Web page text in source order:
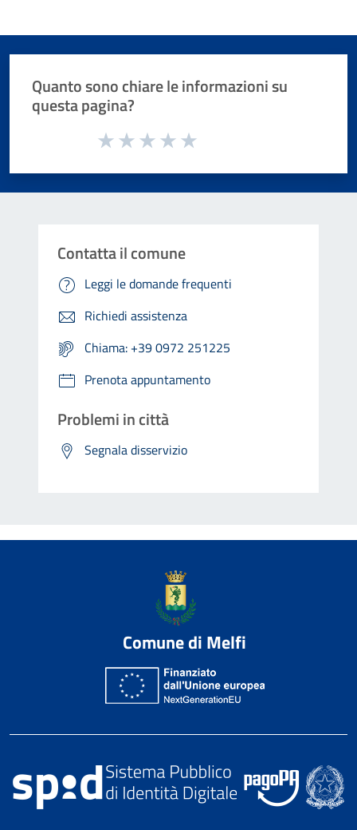
Quanto sono chiare le informazioni su
questa pagina?
Valuta da 1 a 5 stelle la pagina
Contatta il comune
Leggi le domande frequenti
Richiedi assistenza
Chiama: +39 0972 251225
Prenota appuntamento
Problemi in città
Segnala disservizio
Comune di Melfi